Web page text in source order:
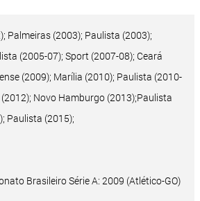
Palmeiras (2003); Paulista (2003);
(2005-07); Sport (2007-08); Ceará
(2009); Marília (2010); Paulista (2010-
Novo Hamburgo (2013);Paulista
Paulista (2015);
Brasileiro Série A: 2009 (Atlético-GO)